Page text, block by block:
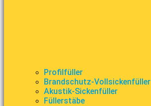
Profilfüller
Brandschutz-Vollsickenfüller
Akustik-Sickenfüller
Füllerstäbe